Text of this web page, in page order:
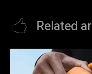
Related